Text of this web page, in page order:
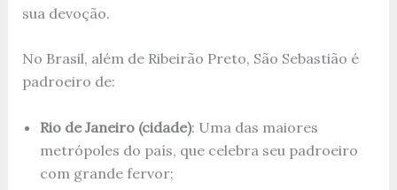
sua devoção.
No Brasil, além de Ribeirão Preto, São Sebastião é
padroeiro de:
Rio de Janeiro (cidade): Uma das maiores
metrópoles do país, que celebra seu padroeiro
com grande fervor;